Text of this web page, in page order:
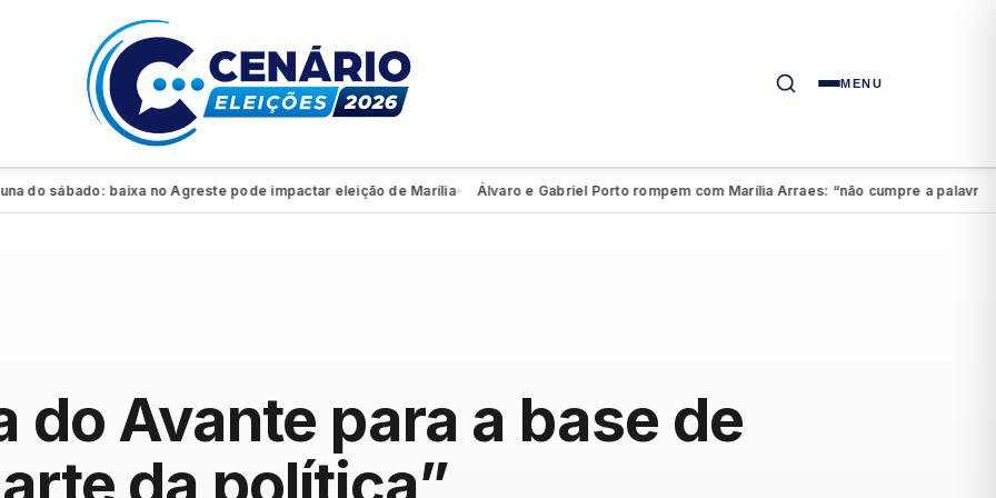
MENU
sábado: baixa no Agreste pode impactar eleição de Marília ● Álvaro e Gabriel Porto rompem com Marília Arraes: “não cumpre a palavra”●
do Avante para a base de